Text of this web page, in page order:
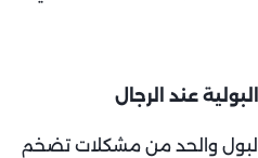
عند الرجال
والحد من مشكلات تضخم